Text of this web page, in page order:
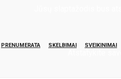
PRENUMERATA SKELBIMAI SVEIKINIMAI